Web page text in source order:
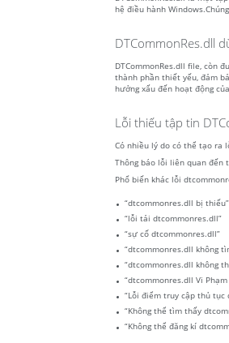
hệ điều hành
DTCommonRes.dll
DTCommonRes.dll file, còn
thành phần thiết yếu, đảm
hưởng xấu đến hoạt động
Lỗi thiếu tập tin
Có nhiều lý do có thể tạo ra
Thông báo lỗi liên quan đến
Phổ biến khác lỗi
“dtcommonres.dll bị thiếu”
“lỗi tải dtcommonres.dll”
“sự cố dtcommonres.dll”
“dtcommonres.dll không
“dtcommonres.dll không
“dtcommonres.dll Vi Phạm
“Lỗi điểm truy cập thủ
“Không thể tìm thấy
“Không thể đăng kí